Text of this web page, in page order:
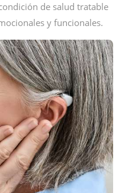
de salud tratable
y funcionales.